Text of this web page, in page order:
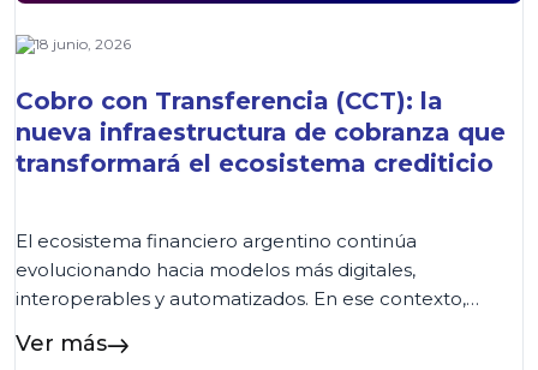
18 junio, 2026
Cobro con Transferencia (CCT): la
nueva infraestructura de cobranza que
transformará el ecosistema crediticio
El ecosistema financiero argentino continúa
evolucionando hacia modelos más digitales,
interoperables y automatizados. En ese contexto,
de Cobro con Transferencia (CCT), una iniciativa
Ver más